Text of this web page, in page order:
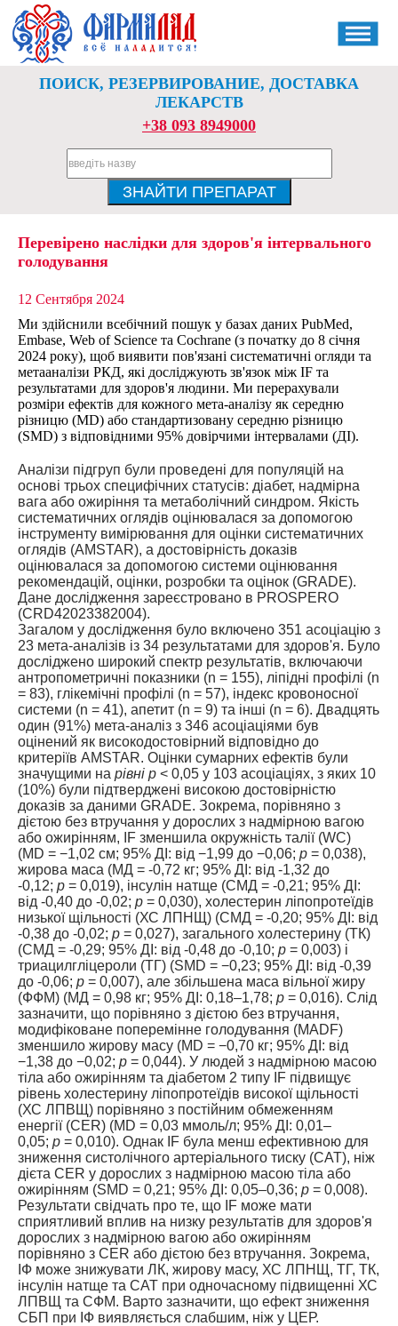
ПОИСК, РЕЗЕРВИРОВАНИЕ, ДОСТАВКА
ЛЕКАРСТВ
+38 093 8949000
Перевірено наслідки для здоров'я інтервального
голодування
12 Сентября 2024
Ми здійснили всебічний пошук у базах даних PubMed,
Embase, Web of Science та Cochrane (з початку до 8 січня
2024 року), щоб виявити пов'язані систематичні огляди та
метааналізи РКД, які досліджують зв'язок між IF та
результатами для здоров'я людини. Ми перерахували
розміри ефектів для кожного мета-аналізу як середню
різницю (MD) або стандартизовану середню різницю
(SMD) з відповідними 95% довірчими інтервалами (ДІ).
Аналізи підгруп були проведені для популяцій на
основі трьох специфічних статусів: діабет, надмірна
вага або ожиріння та метаболічний синдром. Якість
систематичних оглядів оцінювалася за допомогою
інструменту вимірювання для оцінки систематичних
оглядів (AMSTAR), а достовірність доказів
оцінювалася за допомогою системи оцінювання
рекомендацій, оцінки, розробки та оцінок (GRADE).
Дане дослідження зареєстровано в PROSPERO
(CRD42023382004).
Загалом у дослідження було включено 351 асоціацію з
23 мета-аналізів із 34 результатами для здоров'я. Було
досліджено широкий спектр результатів, включаючи
антропометричні показники (n = 155), ліпідні профілі (n
= 83), глікемічні профілі (n = 57), індекс кровоносної
системи (n = 41), апетит (n = 9) та інші (n = 6). Двадцять
один (91%) мета-аналіз з 346 асоціаціями був
оцінений як високодостовірний відповідно до
критеріїв AMSTAR. Оцінки сумарних ефектів були
значущими на рівні p < 0,05 у 103 асоціаціях, з яких 10
(10%) були підтверджені високою достовірністю
доказів за даними GRADE. Зокрема, порівняно з
дієтою без втручання у дорослих з надмірною вагою
або ожирінням, IF зменшила окружність талії (WC)
(MD = −1,02 см; 95% ДІ: від −1,99 до −0,06; р = 0,038),
жирова маса (МД = -0,72 кг; 95% ДІ: від -1,32 до
-0,12; р = 0,019), інсулін натще (СМД = -0,21; 95% ДІ:
від -0,40 до -0,02; р = 0,030), холестерин ліпопротеїдів
низької щільності (ХС ЛПНЩ) (СМД = -0,20; 95% ДІ: від
-0,38 до -0,02; р = 0,027), загального холестерину (ТК)
(СМД = -0,29; 95% ДІ: від -0,48 до -0,10; р = 0,003) і
триацилгліцероли (ТГ) (SMD = −0,23; 95% ДІ: від -0,39
до -0,06; р = 0,007), але збільшена маса вільної жиру
(ФФМ) (МД = 0,98 кг; 95% ДІ: 0,18–1,78; р = 0,016). Слід
зазначити, що порівняно з дієтою без втручання,
модифіковане поперемінне голодування (MADF)
зменшило жирову масу (MD = −0,70 кг; 95% ДІ: від
−1,38 до −0,02; р = 0,044). У людей з надмірною масою
тіла або ожирінням та діабетом 2 типу IF підвищує
рівень холестерину ліпопротеїдів високої щільності
(ХС ЛПВЩ) порівняно з постійним обмеженням
енергії (CER) (MD = 0,03 ммоль/л; 95% ДІ: 0,01–
0,05; р = 0,010). Однак IF була менш ефективною для
зниження систолічного артеріального тиску (САТ), ніж
дієта CER у дорослих з надмірною масою тіла або
ожирінням (SMD = 0,21; 95% ДІ: 0,05–0,36; р = 0,008).
Результати свідчать про те, що IF може мати
сприятливий вплив на низку результатів для здоров'я
дорослих з надмірною вагою або ожирінням
порівняно з CER або дієтою без втручання. Зокрема,
ІФ може знижувати ЛК, жирову масу, ХС ЛПНЩ, ТГ, ТК,
інсулін натще та САТ при одночасному підвищенні ХС
ЛПВЩ та СФМ. Варто зазначити, що ефект зниження
СБП при ІФ виявляється слабшим, ніж у ЦЕР.